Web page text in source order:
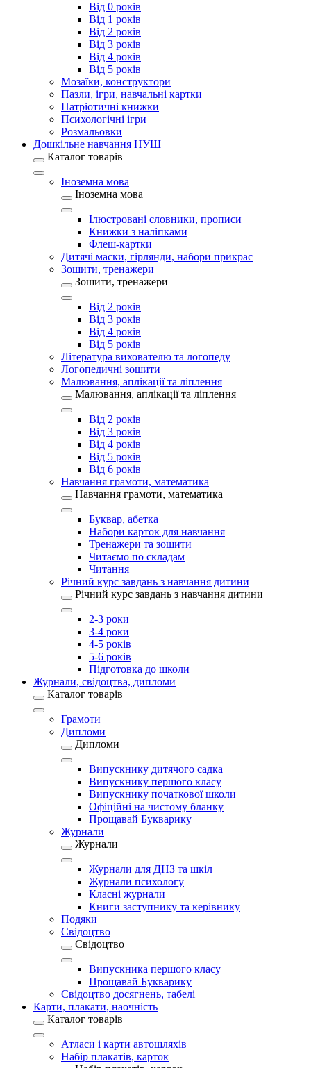
Від 0 років
Від 1 років
Від 2 років
Від 3 років
Від 4 років
Від 5 років
Мозаїки, конструктори
Пазли, ігри, навчальні картки
Патріотичні книжки
Психологічні ігри
Розмальовки
Дошкільне навчання НУШ
Каталог товарів
Іноземна мова
Іноземна мова
Ілюстровані словники, прописи
Книжки з наліпками
Флеш-картки
Дитячі маски, гірлянди, набори прикрас
Зошити, тренажери
Зошити, тренажери
Від 2 років
Від 3 років
Від 4 років
Від 5 років
Література вихователю та логопеду
Логопедичні зошити
Малювання, аплікації та ліплення
Малювання, аплікації та ліплення
Від 2 років
Від 3 років
Від 4 років
Від 5 років
Від 6 років
Навчання грамоти, математика
Навчання грамоти, математика
Буквар, абетка
Набори карток для навчання
Тренажери та зошити
Читаємо по складам
Читання
Річний курс завдань з навчання дитини
Річний курс завдань з навчання дитини
2-3 роки
3-4 роки
4-5 років
5-6 років
Підготовка до школи
Журнали, свідоцтва, дипломи
Каталог товарів
Грамоти
Дипломи
Дипломи
Випускнику дитячого садка
Випускнику першого класу
Випускнику початкової школи
Офіційні на чистому бланку
Прощавай Букварику
Журнали
Журнали
Журнали для ДНЗ та шкіл
Журнали психологу
Класні журнали
Книги заступнику та керівнику
Подяки
Свідоцтво
Свідоцтво
Випускника першого класу
Прощавай Букварику
Свідоцтво досягнень, табелі
Карти, плакати, наочність
Каталог товарів
Атласи і карти автошляхів
Набір плакатів, карток